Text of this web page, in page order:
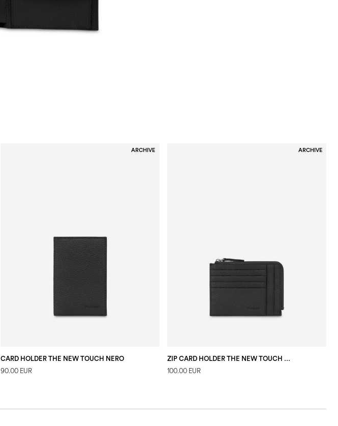
ARCHIVE
CARD HOLDER THE NEW TOUCH NERO
90.00 EUR
ARCHIVE
100.00 EUR